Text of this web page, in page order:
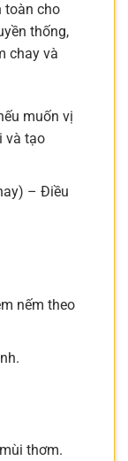
toàn cho
thống,
chay và
muốn vị
và tạo
– Điều
nếm theo
thơm.